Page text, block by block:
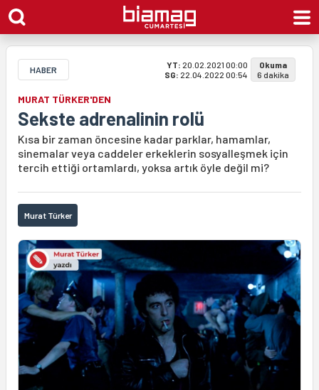
HABER YT: 20.02.2021 00:00
SG: 22.04.2022 00:54
Okuma
6 dakika
MURAT TÜRKER'DEN
Sekste adrenalinin rolü
Kısa bir zaman öncesine kadar parklar, hamamlar,
sinemalar veya caddeler erkeklerin sosyalleşmek için
tercih ettiği ortamlardı, yoksa artık öyle değil mi?
Murat Türker